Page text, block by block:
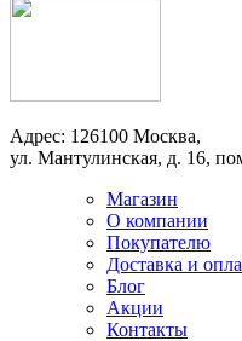
Адрес: 126100 Москва,
ул. Мантулинская, д. 16,
Магазин
О компании
Покупателю
Доставка и
Блог
Акции
Контакты